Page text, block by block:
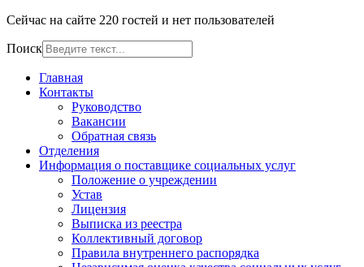
Сейчас на сайте 220 гостей и нет пользователей
Поиск
Главная
Контакты
Руководство
Вакансии
Обратная связь
Отделения
Информация о поставщике социальных услуг
Положение о учреждении
Устав
Лицензия
Выписка из реестра
Коллективный договор
Правила внутреннего распорядка